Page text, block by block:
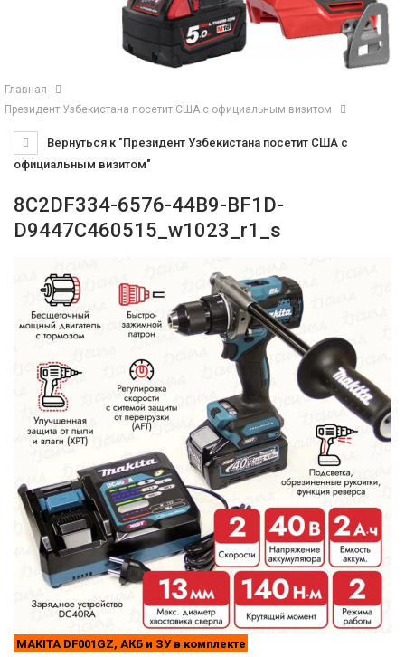
Главная
Президент Узбекистана посетит США с официальным визитом
Вернуться к "Президент Узбекистана посетит США с
официальным визитом"
8C2DF334-6576-44B9-BF1D-
D9447C460515_w1023_r1_s
MAKITA DF001GZ, АКБ и ЗУ в комплекте